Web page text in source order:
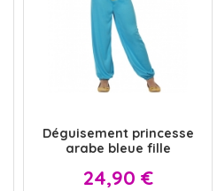
Déguisement princesse
arabe bleue fille
Prix
24,90 €